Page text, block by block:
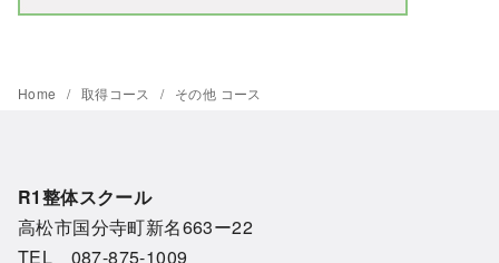
Home 取得コース その他 コース
R1整体スクール
高松市国分寺町新名663ー22
TEL 087-875-1009